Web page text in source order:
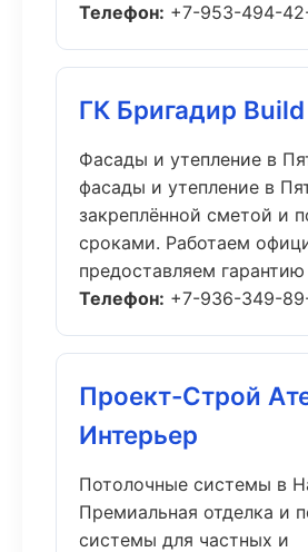
Телефон: +7-953-494-
ГК Бригадир Build
Фасады и утепление в
фасады и утепление в
закреплённой сметой и
сроками. Работаем
предоставляем гарантию
Телефон: +7-936-349-
Проект-Строй
Интерьер
Потолочные системы в
Премиальная отделка и
системы для частных и